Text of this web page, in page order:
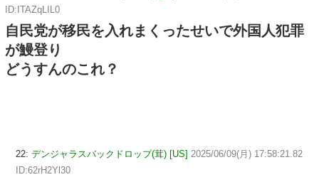
ID:ITAZqLIL0
自民党が移民を入れまくったせいで外国人犯罪
が鰻登り
どうすんのこれ？
22: デンジャラスバックドロップ(茸) [US] 2025/06/09(月) 17:58:21.82
ID:62rH2Yl30